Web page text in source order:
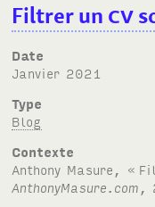
Filtrer un CV
Date
janvier 2021
Type
Blog
Contexte
Anthony Masure, «
AnthonyMasure.com ,